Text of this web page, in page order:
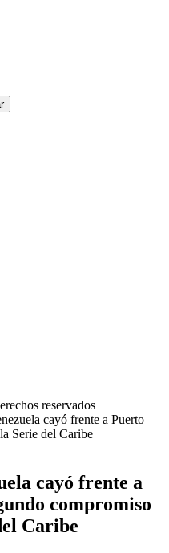
reservados
cayó frente a Puerto
Serie del Caribe
cayó frente a
compromiso
Caribe